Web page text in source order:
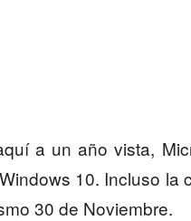
a un año vista,
10. Incluso la
30 de Noviembre.